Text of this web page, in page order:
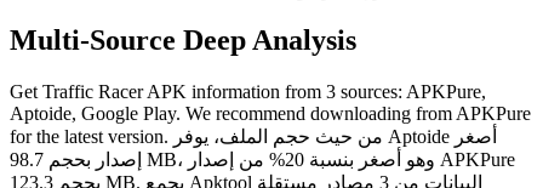
Multi-Source Deep Analysis
Get Traffic Racer APK information from 3 sources: APKPure,
Aptoide, Google Play. We recommend downloading from APKPure
for the latest version. من حيث حجم الملف، يوفر Aptoide أصغر
إصدار بحجم 98.7 MB، وهو أصغر بنسبة 20% من إصدار APKPure
بحجم 123.3 MB. يجمع Apktool البيانات من 3 مصادر مستقلة